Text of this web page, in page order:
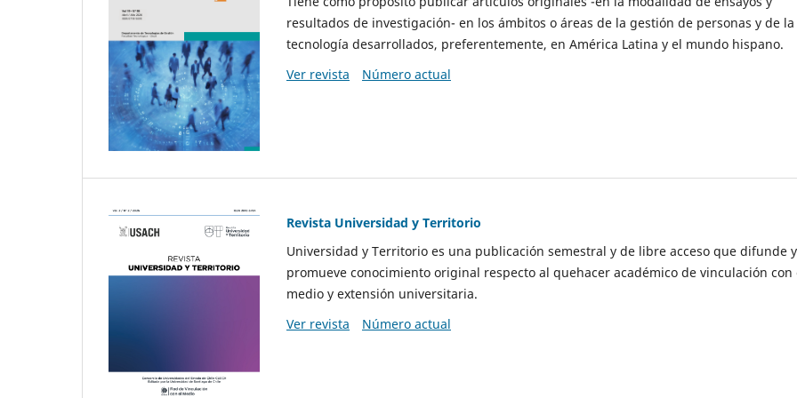
resultados de investigación- en los ámbitos o áreas de la gestión de personas y de la
tecnología desarrollados, preferentemente, en América Latina y el mundo hispano.
Ver revista
Número actual
Revista Universidad y Territorio
Universidad y Territorio es una publicación semestral y de libre acceso que difunde y
promueve conocimiento original respecto al quehacer académico de vinculación con
medio y extensión universitaria.
Ver revista
Número actual